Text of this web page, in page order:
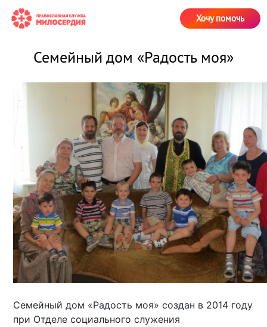
Хочу помочь
Семейный дом «Радость моя»
Семейный дом «Радость моя» создан в 2014 году
при Отделе социального служения